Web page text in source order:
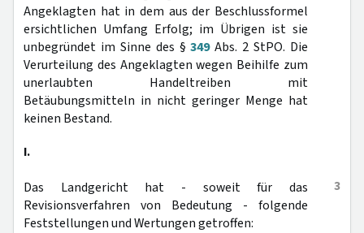
Angeklagten hat in dem aus der Beschlussformel
ersichtlichen Umfang Erfolg; im Übrigen ist sie
unbegründet im Sinne des §349Abs. 2 StPO. Die
Verurteilung des Angeklagten wegen Beihilfe zum
unerlaubten Handeltreiben mit
Betäubungsmitteln in nicht geringer Menge hat
keinen Bestand.
I.
3
Das Landgericht hat - soweit für das
Revisionsverfahren von Bedeutung - folgende
Feststellungen und Wertungen getroffen: